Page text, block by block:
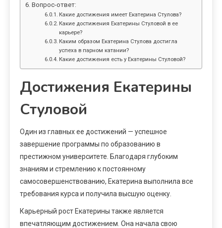
Вопрос-ответ:
Какие достижения имеет Екатерина Стулова?
Какие достижения Екатерины Стуловой в ее
карьере?
Каким образом Екатерина Стулова достигла
успеха в парном катании?
Какие достижения есть у Екатерины Стуловой?
Достижения Екатерины
Стуловой
Один из главных ее достижений — успешное
завершение программы по образованию в
престижном университете. Благодаря глубоким
знаниям и стремлению к постоянному
самосовершенствованию, Екатерина выполнила все
требования курса и получила высшую оценку.
Карьерный рост Екатерины также является
впечатляющим достижением. Она начала свою